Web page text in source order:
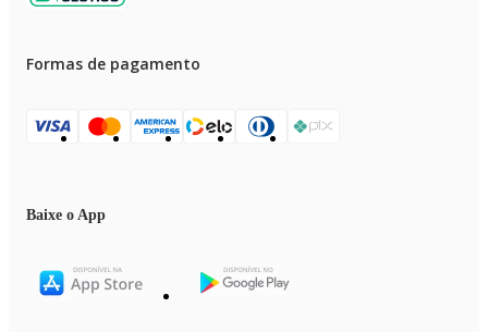
Formas de pagamento
Baixe o App